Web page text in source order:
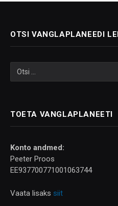
OTSI VANGLAPLANEEDI
TOETA VANGLAPLANEETI
Konto andmed:
Peeter Proos
EE937700771001063744
Vaata lisaks siit